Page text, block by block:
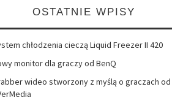
OSTATNIE WPISY
chłodzenia cieczą Liquid Freezer II 420
monitor dla graczy od BenQ
wideo stworzony z myślą o graczach od